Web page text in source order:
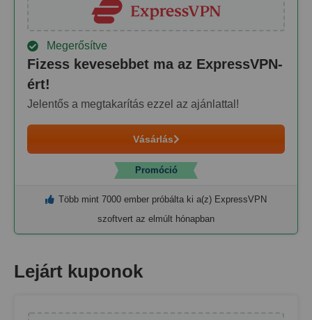
Megerősítve
Fizess kevesebbet ma az ExpressVPN-
ért!
Jelentős a megtakarítás ezzel az ajánlattal!
Vásárlás
Promóció
Több mint 7000 ember próbálta ki a(z) ExpressVPN
szoftvert az elmúlt hónapban
Lejárt kuponok